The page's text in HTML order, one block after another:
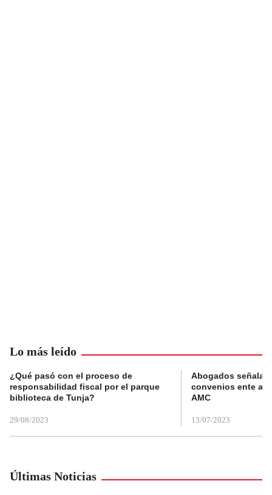
Lo más leído
¿Qué pasó con el proceso de
responsabilidad fiscal por el parque
biblioteca de Tunja?
29/08/2023
Abogados
convenios ente
AMC
13/07/2023
Últimas Noticias